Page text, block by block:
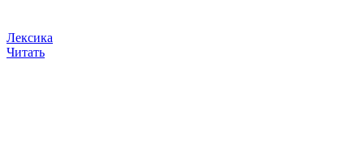
Лексика
Читать